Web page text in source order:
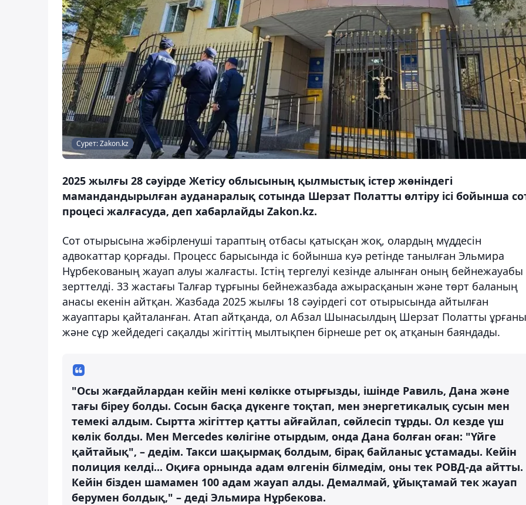
Сурет: Zakon.kz
2025 жылғы 28 сәуірде Жетісу облысының қылмыстық істер жөніндегі
мамандандырылған ауданаралық сотында Шерзат Полатты өлтіру ісі бойынша
процесі жалғасуда, деп хабарлайды Zakon.kz.
Сот отырысына жәбірленуші тараптың отбасы қатысқан жоқ, олардың мүддесін
адвокаттар қорғады. Процесс барысында іс бойынша куә ретінде танылған Эльмира
Нұрбекованың жауап алуы жалғасты. Істің тергелуі кезінде алынған оның бейнежауабы
зерттелді. 33 жастағы Талғар тұрғыны бейнежазбада ажырасқанын және төрт баланың
анасы екенін айтқан. Жазбада 2025 жылғы 18 сәуірдегі сот отырысында айтылған
жауаптары қайталанған. Атап айтқанда, ол Абзал Шынасылдың Шерзат Полатты
және сұр жейдедегі сақалды жігіттің мылтықпен бірнеше рет оқ атқанын баяндады.
"Осы жағдайлардан кейін мені көлікке отырғызды, ішінде Равиль, Дана және
тағы біреу болды. Сосын басқа дүкенге тоқтап, мен энергетикалық сусын мен
темекі алдым. Сыртта жігіттер қатты айғайлап, сөйлесіп тұрды. Ол кезде үш
көлік болды. Мен Mercedes көлігіне отырдым, онда Дана болған оған: "Үйге
қайтайық", – дедім. Такси шақырмақ болдым, бірақ байланыс ұстамады. Кейін
полиция келді... Оқиға орнында адам өлгенін білмедім, оны тек РОВД-да айтты.
Кейін бізден шамамен 100 адам жауап алды. Демалмай, ұйықтамай тек жауап
берумен болдық," – деді Эльмира Нұрбекова.